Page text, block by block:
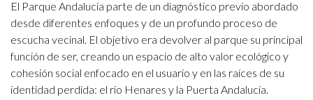
El Parque Andalucía parte de un diagnóstico previo abordado
desde diferentes enfoques y de un profundo proceso de
escucha vecinal. El objetivo era devolver al parque su principal
función de ser, creando un espacio de alto valor ecológico y
cohesión social enfocado en el usuario y en las raíces de su
identidad perdida: el rio Henares y la Puerta Andalucía.